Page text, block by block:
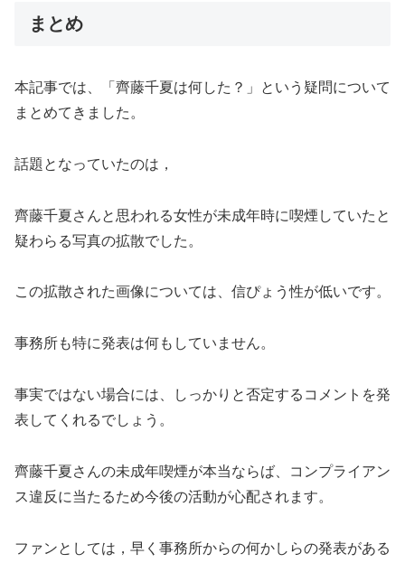
まとめ
本記事では、「齊藤千夏は何した？」という疑問について
まとめてきました。
話題となっていたのは，
齊藤千夏さんと思われる女性が未成年時に喫煙していたと
疑わらる写真の拡散でした。
この拡散された画像については、信ぴょう性が低いです。
事務所も特に発表は何もしていません。
事実ではない場合には、しっかりと否定するコメントを発
表してくれるでしょう。
齊藤千夏さんの未成年喫煙が本当ならば、コンプライアン
ス違反に当たるため今後の活動が心配されます。
ファンとしては，早く事務所からの何かしらの発表がある